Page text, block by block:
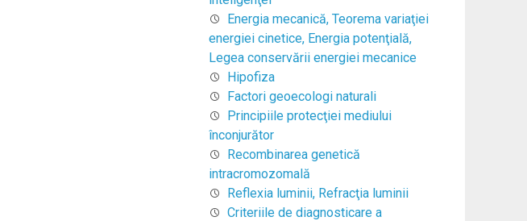
Energia mecanică, Teorema variaţiei
energiei cinetice, Energia potenţială,
Legea conservării energiei mecanice
Hipofiza
Factori geoecologi naturali
Principiile protecţiei mediului
înconjurător
Recombinarea genetică
intracromozomală
Reflexia luminii, Refracţia luminii
Criteriile de diagnosticare a